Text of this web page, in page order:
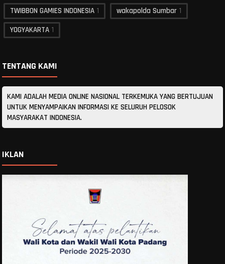
TWIBBON GAMIES INDONESIA 1 wakapolda Sumbar 1
YOGYAKARTA 1
TENTANG KAMI
KAMI ADALAH MEDIA ONLINE NASIONAL TERKEMUKA YANG BERTUJUAN
UNTUK MENYAMPAIKAN INFORMASI KE SELURUH PELOSOK
MASYARAKAT INDONESIA.
IKLAN